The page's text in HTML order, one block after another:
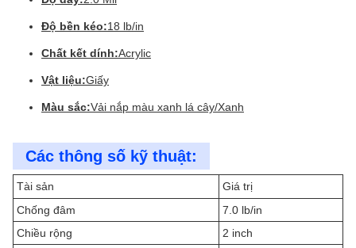
Độ bền kéo:18 lb/in
Chất kết dính:Acrylic
Vật liệu:Giấy
Màu sắc:Vải nắp màu xanh lá cây/Xanh
Các thông số kỹ thuật:
Tài sản
Giá trị
Chống đâm
7.0 lb/in
Chiều rộng
2 inch